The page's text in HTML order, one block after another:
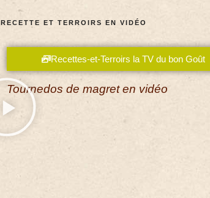
RECETTE ET TERROIRS EN VIDÉO
Recettes-et-Terroirs la TV du bon Goût
Tournedos de magret en vidéo